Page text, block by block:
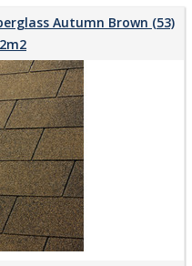
Autumn Brown (53)